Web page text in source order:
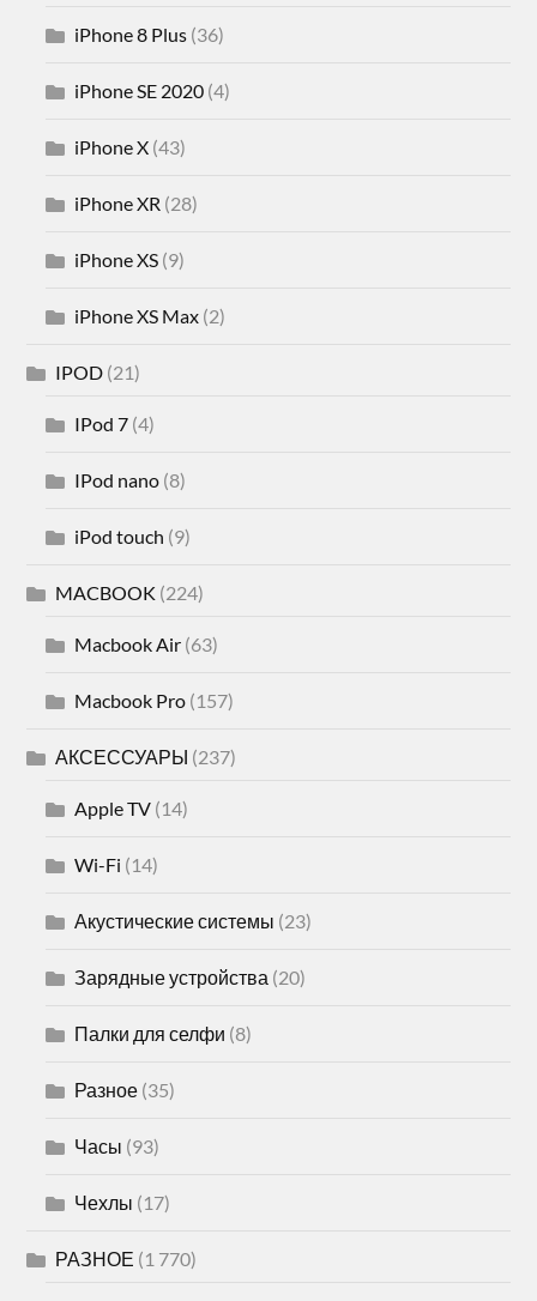
iPhone 8 Plus (36)
iPhone SE 2020 (4)
iPhone X (43)
iPhone XR (28)
iPhone XS (9)
iPhone XS Max (2)
IPOD (21)
IPod 7 (4)
IPod nano (8)
iPod touch (9)
MACBOOK (224)
Macbook Air (63)
Macbook Pro (157)
АКСЕССУАРЫ (237)
Apple TV (14)
Wi-Fi (14)
Акустические системы (23)
Зарядные устройства (20)
Палки для селфи (8)
Разное (35)
Часы (93)
Чехлы (17)
РАЗНОЕ (1 770)